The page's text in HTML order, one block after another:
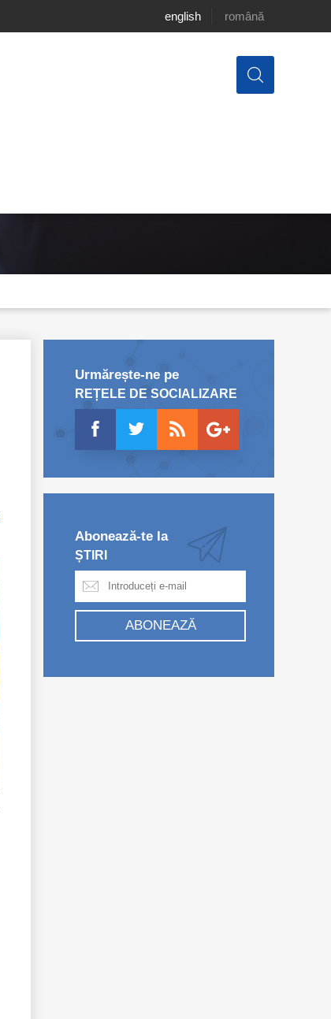
english română
Urmărește-ne pe
REȚELE DE SOCIALIZARE
Abonează-te la
ȘTIRI
ABONEAZĂ